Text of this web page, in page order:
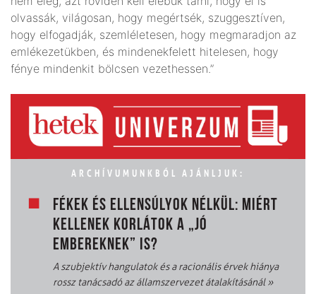
olvassák, világosan, hogy megértsék, szuggesztíven,
hogy elfogadják, szemléletesen, hogy megmaradjon az
emlékezetükben, és mindenekfelett hitelesen, hogy
fénye mindenkit bölcsen vezethessen.”
ARCHÍVUMUNKBÓL AJÁNLJUK:
FÉKEK ÉS ELLENSÚLYOK NÉLKÜL: MIÉRT
KELLENEK KORLÁTOK A „JÓ
EMBEREKNEK” IS?
A szubjektív hangulatok és a racionális érvek hiánya
rossz tanácsadó az államszervezet átalakításánál»